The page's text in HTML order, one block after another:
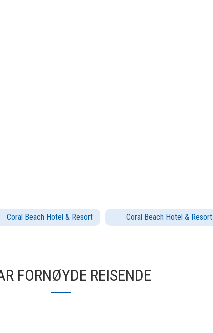
Coral Beach Hotel & Resort Coral Beach Hotel & Resort
FORNØYDE REISENDE